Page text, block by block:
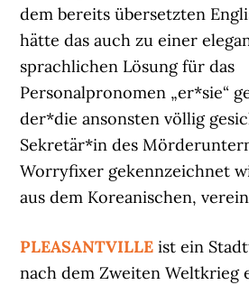
dem bereits übersetzten
hätte das auch zu einer
sprachlichen Lösung für das
Personalpronomen „er*sie“
der*die ansonsten völlig
Sekretär*in des
Worryfixer gekennzeichnet
aus dem Koreanischen,
PLEASANTVILLE ist ein
nach dem Zweiten Weltkrieg